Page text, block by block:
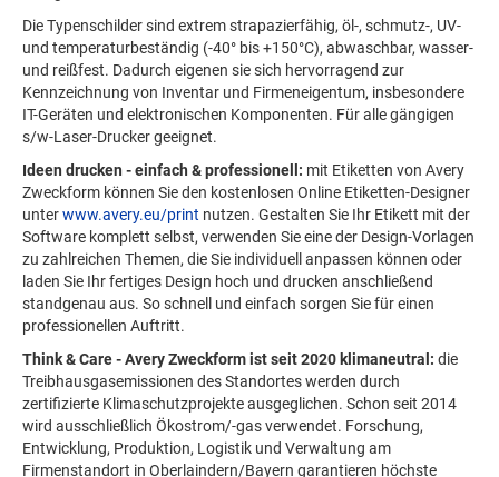
Die Typenschilder sind extrem strapazierfähig, öl-, schmutz-, UV-
und temperaturbeständig (-40° bis +150°C), abwaschbar, wasser-
und reißfest. Dadurch eigenen sie sich hervorragend zur
Kennzeichnung von Inventar und Firmeneigentum, insbesondere
IT-Geräten und elektronischen Komponenten. Für alle gängigen
s/w-Laser-Drucker geeignet.
Ideen drucken - einfach & professionell: mit Etiketten von Avery
Zweckform können Sie den kostenlosen Online Etiketten-Designer
unterwww.avery.eu/print nutzen. Gestalten Sie Ihr Etikett mit der
Software komplett selbst, verwenden Sie eine der Design-Vorlagen
zu zahlreichen Themen, die Sie individuell anpassen können oder
laden Sie Ihr fertiges Design hoch und drucken anschließend
standgenau aus. So schnell und einfach sorgen Sie für einen
professionellen Auftritt.
Think & Care - Avery Zweckform ist seit 2020 klimaneutral: die
Treibhausgasemissionen des Standortes werden durch
zertifizierte Klimaschutzprojekte ausgeglichen. Schon seit 2014
wird ausschließlich Ökostrom/-gas verwendet. Forschung,
Entwicklung, Produktion, Logistik und Verwaltung am
Firmenstandort in Oberlaindern/Bayern garantieren höchste